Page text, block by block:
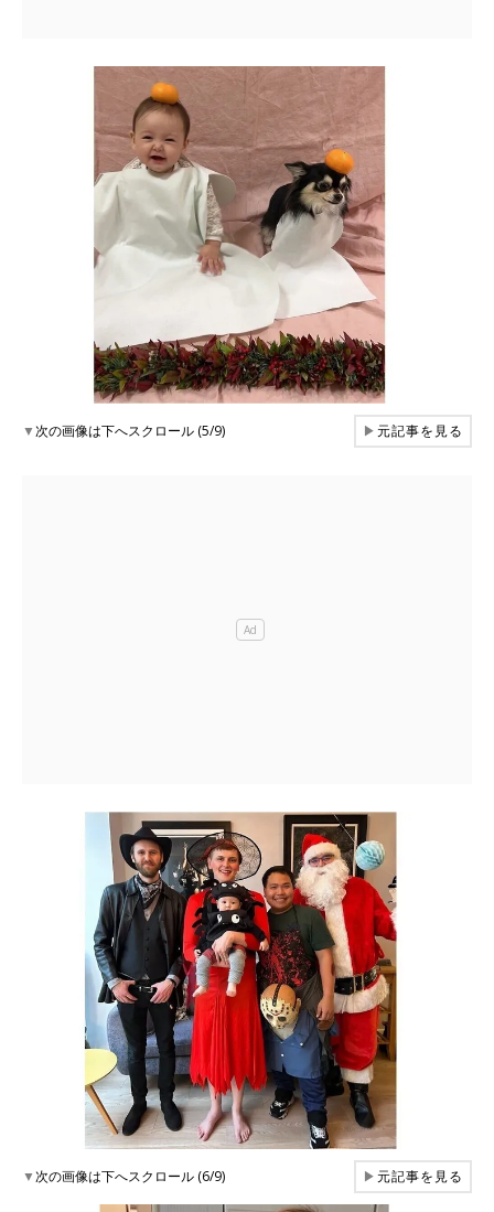
▼次の画像は下へスクロール (5/9) ▶元記事を見る
▼次の画像は下へスクロール (6/9) ▶元記事を見る